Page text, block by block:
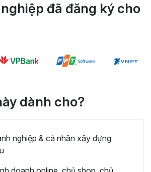
đã đăng ký cho
dành cho?
nghiệp & cá nhân xây dựng